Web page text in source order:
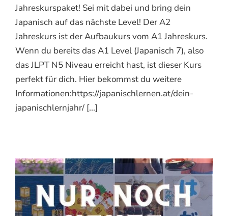
Jahreskurspaket! Sei mit dabei und bring dein
Japanisch auf das nächste Level! Der A2
Jahreskurs ist der Aufbaukurs vom A1 Jahreskurs.
Wenn du bereits das A1 Level (Japanisch 7), also
das JLPT N5 Niveau erreicht hast, ist dieser Kurs
perfekt für dich. Hier bekommst du weitere
Informationen:https://japanischlernen.at/dein-
japanischlernjahr/ [...]